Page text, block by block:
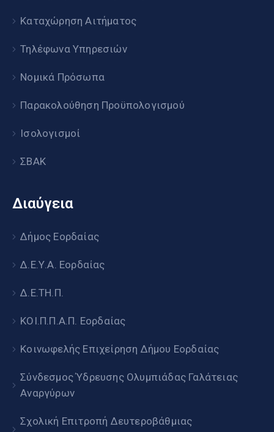
Καταχώρηση Αιτήματος
Τηλέφωνα Υπηρεσιών
Νομικά Πρόσωπα
Παρακολούθηση Προϋπολογισμού
Ισολογισμοί
ΣΒΑΚ
Διαύγεια
Δήμος Εορδαίας
Δ.Ε.Υ.Α. Εορδαίας
Δ.Ε.ΤΗ.Π.
ΚΟΙ.Π.Π.Α.Π. Εορδαίας
Κοινωφελής Επιχείρηση Δήμου Εορδαίας
Σύνδεσμος Ύδρευσης Ολυμπιάδας Γαλάτειας
Αναργύρων
Σχολική Επιτροπή Δευτεροβάθμιας